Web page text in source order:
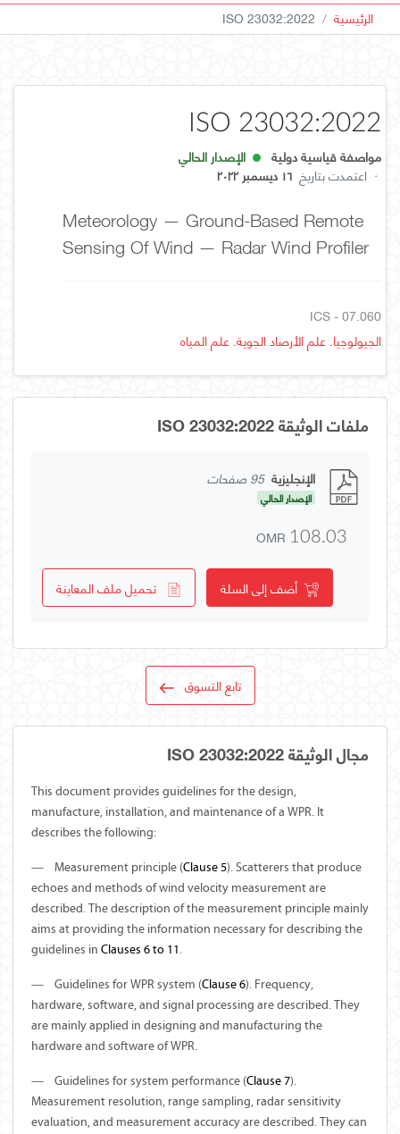
الرئيسية ISO 23032:2022
ISO 23032:2022
مواصفة قياسية دولية
الإصدار الحالي
· اعتمدت بتاريخ ١٦ ديسمبر ٢٠٢٢
Meteorology — Ground-Based Remote
Sensing Of Wind — Radar Wind Profiler
ICS - 07.060
الجيولوجيا. علم الأرصاد الجوية. علم المياه
ملفات الوثيقة ISO 23032:2022
الإنجليزية 95 صفحات
الإصدار الحالي
OMR 108.03
أضف إلى السلة تحميل ملف المعاينة
تابع التسوق
مجال الوثيقة ISO 23032:2022
This document provides guidelines for the design,
manufacture, installation, and maintenance of a WPR. It
describes the following:
— Measurement principle (Clause 5). Scatterers that produce
echoes and methods of wind velocity measurement are
described. The description of the measurement principle mainly
aims at providing the information necessary for describing the
guidelines in Clauses 6 to 11.
— Guidelines for WPR system (Clause 6). Frequency,
hardware, software, and signal processing are described. They
are mainly applied in designing and manufacturing the
hardware and software of WPR.
— Guidelines for system performance (Clause 7).
Measurement resolution, range sampling, radar sensitivity
evaluation, and measurement accuracy are described. They can